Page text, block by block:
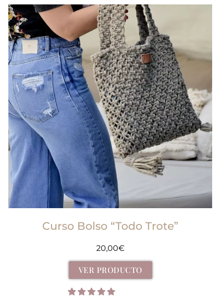
Curso Bolso “Todo Trote”
20,00€
VER PRODUCTO